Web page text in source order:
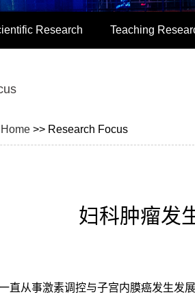
Research Teaching
Home >> Research Focus
妇科肿瘤发
直从事激素调控与子宫内膜癌发生发